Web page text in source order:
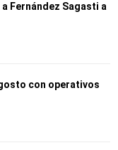
Fernández Sagasti a
con operativos